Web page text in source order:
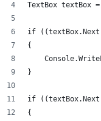
TextBox textBox
if
{
}
if
{